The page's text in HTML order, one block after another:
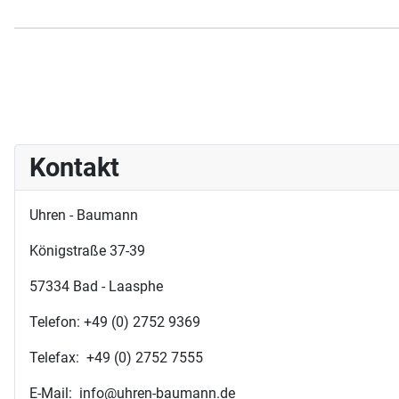
Kontakt
Uhren - Baumann
Königstraße 37-39
57334 Bad - Laasphe
Telefon: +49 (0) 2752 9369
Telefax: +49 (0) 2752 7555
E-Mail: info@uhren-baumann.de